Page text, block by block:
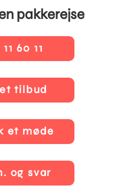
pakkerejse
60 11
tilbud
et møde
og svar